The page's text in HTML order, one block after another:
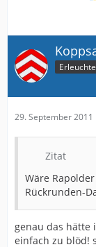
Ich verstehe
erfahrenen
bringen u
Als Lienen
den Geist auf!
Wann wachen
Nichts
Liga.......
29. September 2011
Zitat
Wäre
Rückrunden-
genau das hätte
einfach zu blöd!